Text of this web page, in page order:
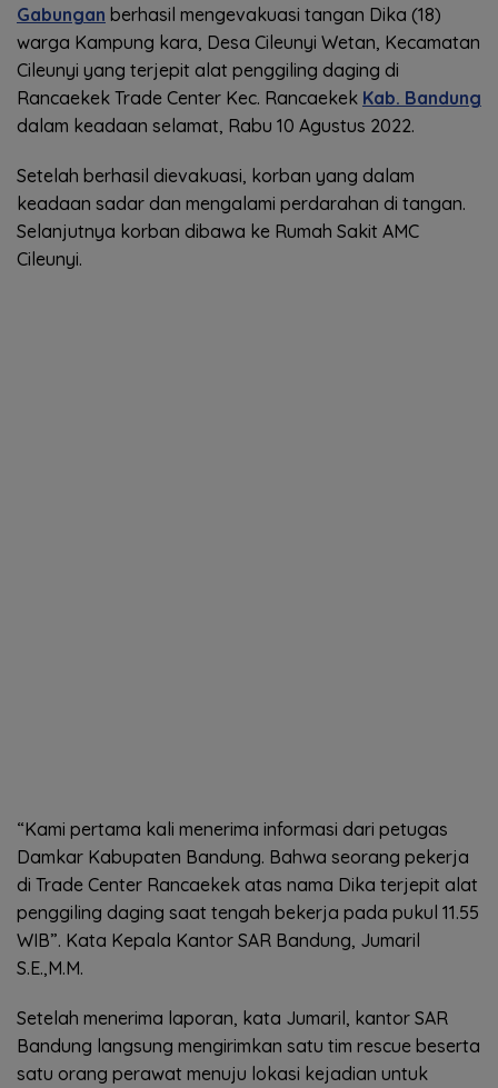
Gabungan berhasil mengevakuasi tangan Dika (18)
warga Kampung kara, Desa Cileunyi Wetan, Kecamatan
Cileunyi yang terjepit alat penggiling daging di
Rancaekek Trade Center Kec. Rancaekek Kab. Bandung
dalam keadaan selamat, Rabu 10 Agustus 2022.
Setelah berhasil dievakuasi, korban yang dalam
keadaan sadar dan mengalami perdarahan di tangan.
Selanjutnya korban dibawa ke Rumah Sakit AMC
Cileunyi.
“Kami pertama kali menerima informasi dari petugas
Damkar Kabupaten Bandung. Bahwa seorang pekerja
di Trade Center Rancaekek atas nama Dika terjepit alat
penggiling daging saat tengah bekerja pada pukul 11.55
WIB”. Kata Kepala Kantor SAR Bandung, Jumaril
S.E.,M.M.
Setelah menerima laporan, kata Jumaril, kantor SAR
Bandung langsung mengirimkan satu tim rescue beserta
satu orang perawat menuju lokasi kejadian untuk